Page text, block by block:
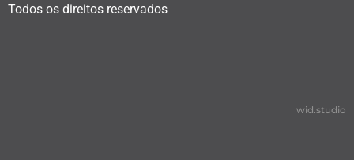
Todos os direitos reservados
wid.studio